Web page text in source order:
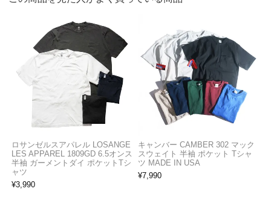
ロサンゼルスアパレル LOSANGE
LES APPAREL 1809GD 6.5オンス
半袖 ガーメントダイ ポケットTシ
ャツ
¥3,990
キャンバー CAMBER 302 マック
スウェイト 半袖 ポケット Tシャ
ツ MADE IN USA
¥7,990